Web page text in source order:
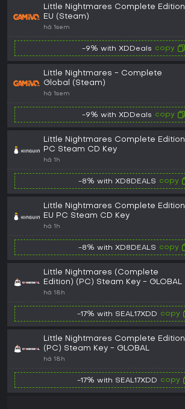
Little Nightmares Complete Edition
EU (Steam)
há 1sem
-9% with XDDeals copy
Little Nightmares - Complete
Global (Steam)
há 1sem
-9% with XDDeals copy
Little Nightmares Complete Edition
PC Steam CD Key
há 1h
-8% with XD8DEALS copy
Little Nightmares Complete Edition
EU PC Steam CD Key
há 1h
-8% with XD8DEALS copy
Little Nightmares (Complete
Edition) (PC) Steam Key - GLOBAL
há 18h
-17% with SEAL17XDD copy
Little Nightmares Complete Edition
(PC) Steam Key - GLOBAL
há 18h
-17% with SEAL17XDD copy